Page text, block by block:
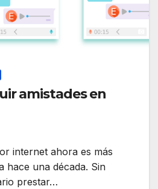
amistades en
internet ahora es más
hace una década. Sin
prestar…